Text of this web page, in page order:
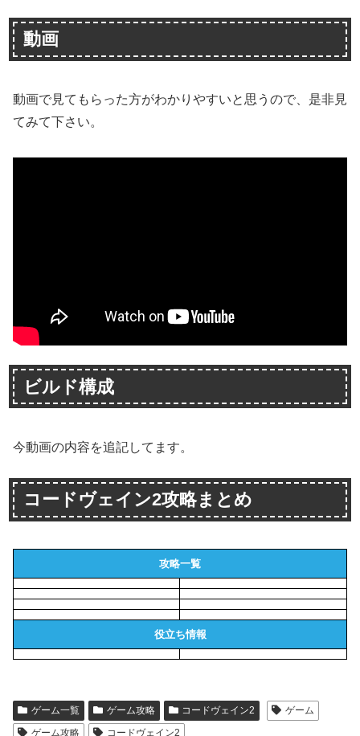
動画
動画で見てもらった方がわかりやすいと思うので、是非見
てみて下さい。
ビルド構成
今動画の内容を追記してます。
コードヴェイン2攻略まとめ
攻略一覧
役立ち情報
ゲーム一覧 ゲーム攻略 コードヴェイン2
ゲーム
ゲーム攻略
コードヴェイン2